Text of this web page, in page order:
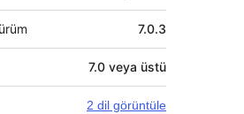
7.0.3
7.0 veya üstü
2 dil görüntüle